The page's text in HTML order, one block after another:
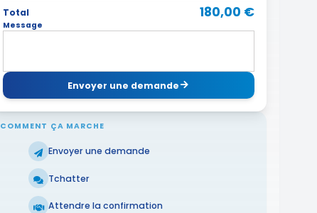
Total
180,00 €
Message
Envoyer une demande
COMMENT ÇA MARCHE
Envoyer une demande
Tchatter
Attendre la confirmation